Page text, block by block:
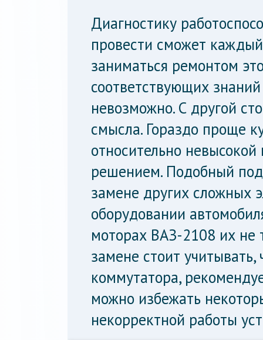
Диагностику
провести сможет
заниматься ремонтом
соответствующих
невозможно. С другой
смысла. Гораздо проще
относительно
решением. Подобный
замене других сложных
оборудовании
моторах ВАЗ-2108 их не
замене стоит
коммутатора,
можно избежать
некорректной работы